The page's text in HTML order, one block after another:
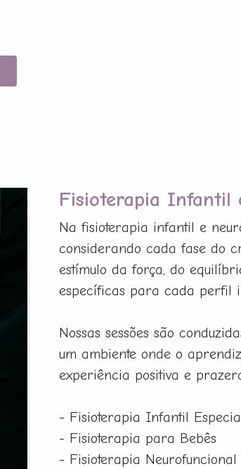
Fisioterapia Infantil
Na fisioterapia infantil e
considerando cada fase do
estímulo da força, do
específicas para cada perfil
Nossas sessões são
um ambiente onde o
experiência positiva e
- Fisioterapia Infantil
- Fisioterapia para Bebês
- Fisioterapia